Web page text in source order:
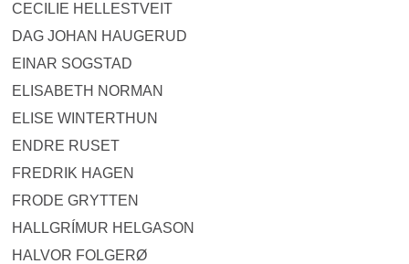
CECILIE HELLESTVEIT
DAG JOHAN HAUGERUD
EINAR SOGSTAD
ELISABETH NORMAN
ELISE WINTERTHUN
ENDRE RUSET
FREDRIK HAGEN
FRODE GRYTTEN
HALLGRÍMUR HELGASON
HALVOR FOLGERØ